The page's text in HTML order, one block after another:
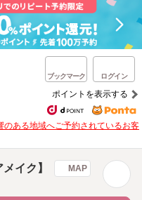
ブックマーク ログイン
ポイントを表示する
のある地域へご予約されているお客
イク】 MAP